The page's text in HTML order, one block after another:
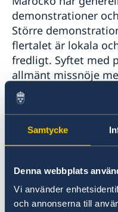
Samtycke
Denna webbplats
Vi använder
och annonserna till
demonstrationer
Större
flertalet är lokala
fredligt. Syftet med
allmänt missnöje
individuella krav
någon anses ha
rättsväsende eller
marockanska
sociala klyftorna är
fattigdom,